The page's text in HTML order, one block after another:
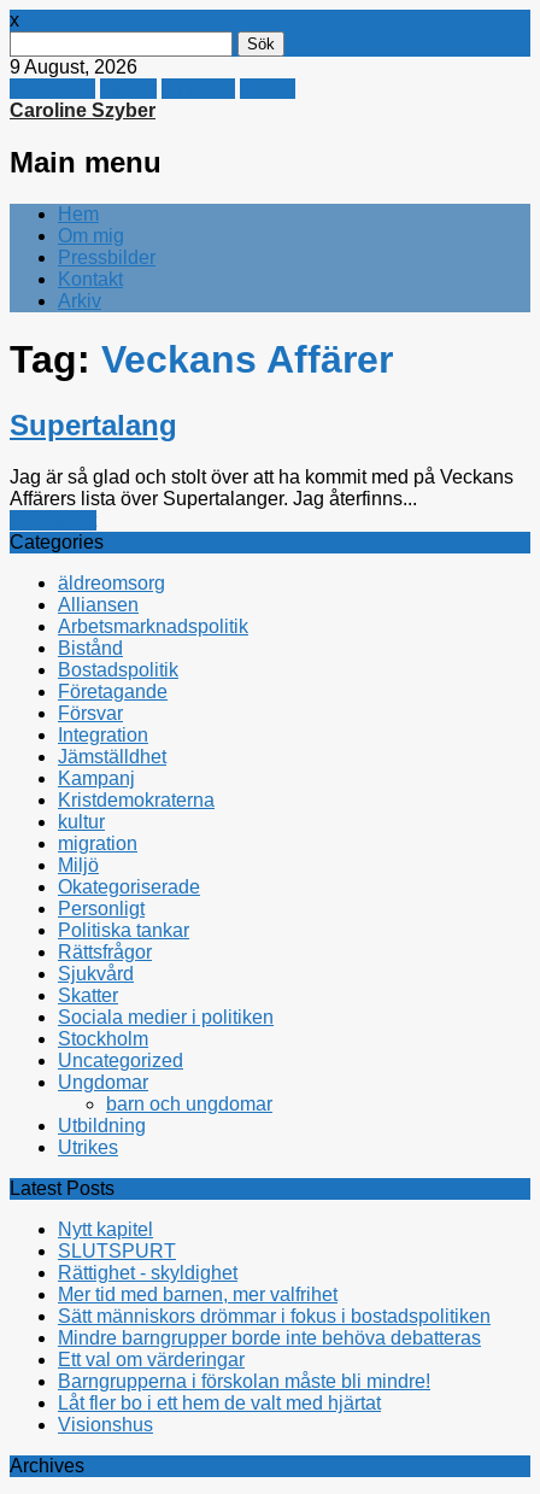
x
efter:
9 August, 2026
Caroline Szyber
Main menu
Skip
content
Hem
Om mig
Pressbilder
Kontakt
Arkiv
Tag: Veckans Affärer
Supertalang
Jag är så glad och stolt över att ha kommit med på Veckans
Affärers lista över Supertalanger. Jag återfinns...
Categories
äldreomsorg
Alliansen
Arbetsmarknadspolitik
Bistånd
Bostadspolitik
Företagande
Försvar
Integration
Jämställdhet
Kampanj
Kristdemokraterna
kultur
migration
Miljö
Okategoriserade
Personligt
Politiska tankar
Rättsfrågor
Sjukvård
Skatter
Sociala medier i politiken
Stockholm
Uncategorized
Ungdomar
barn och ungdomar
Utbildning
Utrikes
Latest Posts
Nytt kapitel
SLUTSPURT
Rättighet - skyldighet
Mer tid med barnen, mer valfrihet
Sätt människors drömmar i fokus i bostadspolitiken
Mindre barngrupper borde inte behöva debatteras
Ett val om värderingar
Barngrupperna i förskolan måste bli mindre!
Låt fler bo i ett hem de valt med hjärtat
Visionshus
Archives